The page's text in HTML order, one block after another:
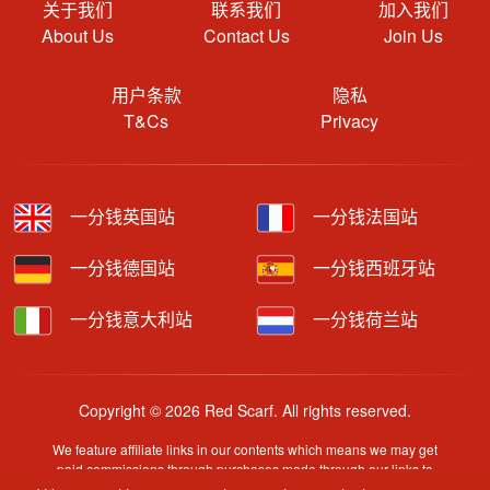
关于我们
About Us
联系我们
Contact Us
加入我们
Join Us
用户条款
T&Cs
隐私
Privacy
一分钱英国站 一分钱法国站
一分钱德国站 一分钱西班牙站
一分钱意大利站 一分钱荷兰站
Copyright © 2026 Red Scarf. All rights reserved.
We feature affiliate links in our contents which means we may get
paid commissions through purchases made through our links to